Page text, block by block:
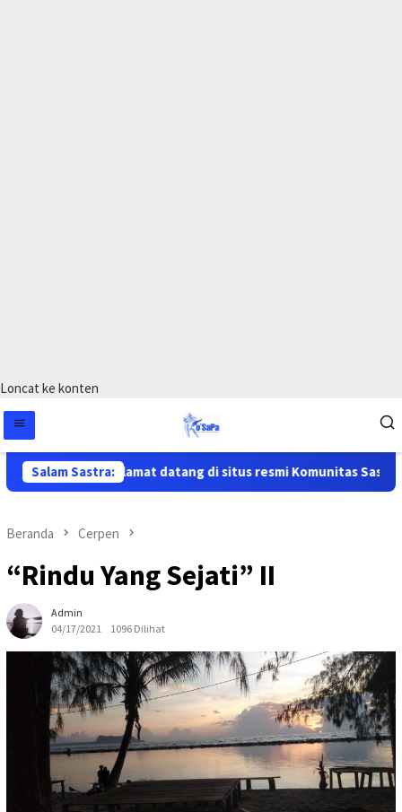
Loncat ke konten
Salam Sastra:Selamat datang di situs resmi Komunitas Sastra
Beranda Cerpen
“Rindu Yang Sejati” II
Admin
04/17/2021
1096 Dilihat